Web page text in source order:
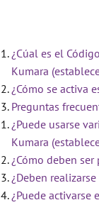
¿Cúal es el
Kumara
¿Cómo se activa
Preguntas
¿Puede usarse
Kumara
¿Cómo deben
¿Deben
¿Puede activarse